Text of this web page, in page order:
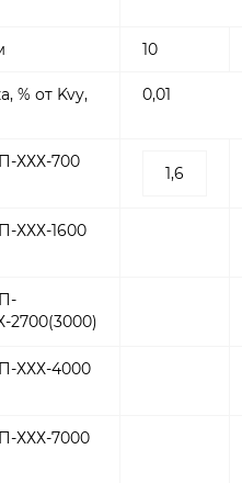
10
% от Kvy,
0,01
ХХХ-700
1,6
ХХХ-1600
2700(3000)
ХХХ-4000
ХХХ-7000